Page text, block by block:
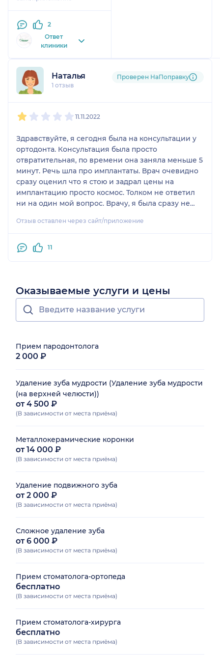
имплантолога
Владимирвича .Делал
у него импланты
нижней челюсти ,
подробно объяснил
рассказал про план
лечения. Импланты
безболезненно , весь
период заживления
себя чувствую и
просил приходить на
осмотр ,при чем за
осмотр денег клиника
не брала , честно
говоря был приятно
удивлен .Коронки по
цвету подобрал прям в
,тепепь даже не
отличить )
2
Ответ
клиники
Наталья
1 отзыв
Проверен НаПоправку
11.11.2022
Здравствуйте, я сегодня была на консультации у
ортодонта. Консультация была просто
отвратительная, по времени она заняла меньше 5
минут. Речь шла про имплантаты. Врач очевидно
сразу оценил что я стою и задрал цены на
имплантацию просто космос. Толком не ответил
ни на один мой вопрос. Врачу, я была сразу не
консультацию, с меня еще содрали деньги. Дела
за что я заплатила. НЕ РЕКОМЕНДУЮ данную
Отзыв оставлен через сайт/приложение
11
Оказываемые услуги и цены
Прием пародонтолога
2 000 ₽
Удаление зуба мудрости (Удаление зуба мудрости
(на верхней челюсти))
от 4 500 ₽
(В зависимости от места приёма)
Металлокерамические коронки
от 14 000 ₽
(В зависимости от места приёма)
Удаление подвижного зуба
от 2 000 ₽
(В зависимости от места приёма)
Сложное удаление зуба
от 6 000 ₽
(В зависимости от места приёма)
Прием стоматолога-ортопеда
бесплатно
(В зависимости от места приёма)
Прием стоматолога-хирурга
бесплатно
(В зависимости от места приёма)